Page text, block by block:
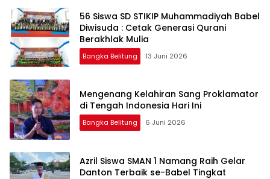
‎56 Siswa SD STIKIP Muhammadiyah Babel
Diwisuda : Cetak Generasi Qurani
Bangka Belitung 13 Juni 2026
‎Mengenang Kelahiran Sang Proklamator
Bangka Belitung 6 Juni 2026
‎Azril Siswa SMAN 1 Namang Raih Gelar
Danton Terbaik se-Babel Tingkat